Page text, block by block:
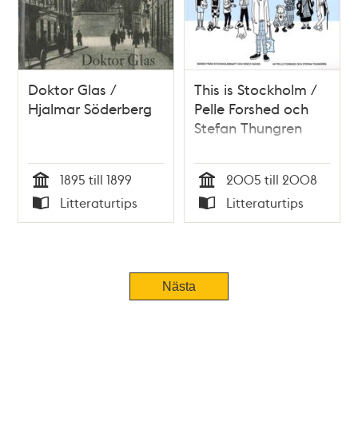
Doktor Glas /
Hjalmar Söderberg
Tid
1895 till 1899
Typ
Litteraturtips
This is Stockholm /
Pelle Forshed och
Stefan Thungren
Tid
2005 till 2008
Typ
Litteraturtips
Nästa